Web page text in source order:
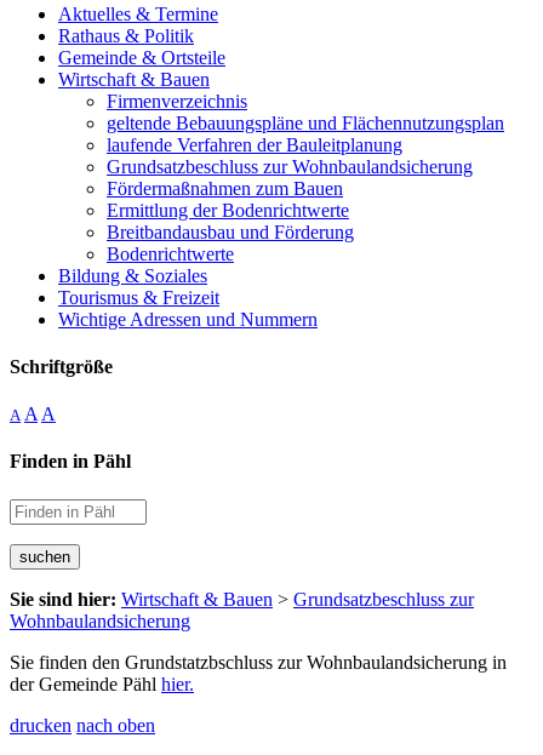
Aktuelles & Termine
Rathaus & Politik
Gemeinde & Ortsteile
Wirtschaft & Bauen
Firmenverzeichnis
geltende Bebauungspläne und Flächennutzungsplan
laufende Verfahren der Bauleitplanung
Grundsatzbeschluss zur Wohnbaulandsicherung
Fördermaßnahmen zum Bauen
Ermittlung der Bodenrichtwerte
Breitbandausbau und Förderung
Bodenrichtwerte
Bildung & Soziales
Tourismus & Freizeit
Wichtige Adressen und Nummern
Schriftgröße
A A A
Finden in Pähl
suchen
Sie sind hier: Wirtschaft & Bauen > Grundsatzbeschluss zur
Wohnbaulandsicherung
Sie finden den Grundstatzbschluss zur Wohnbaulandsicherung in
der Gemeinde Pähl hier.
drucken nach oben